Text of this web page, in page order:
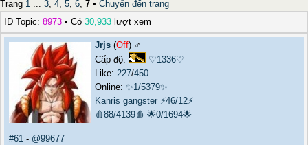
Trang 1 ... 3, 4, 5, 6, 7 • Chuyển đến trang
ID Topic: 8973 • Có 30,933 lượt xem
Jrjs (Off) ♂️
Cấp độ:
♡1336♡
Like: 227/450
Online: ✨1/5379✨
Kanris gangster ⚡46/12⚡
🩸88/4139🩸 🌟0/1694🌟
#61 - @99677